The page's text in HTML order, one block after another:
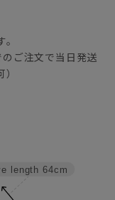
ご注文で当日発送
length 64cm